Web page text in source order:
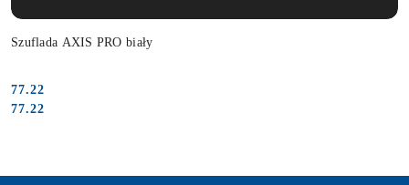
Szuflada AXIS PRO biały
Cena:
77.22
Cena:
77.22